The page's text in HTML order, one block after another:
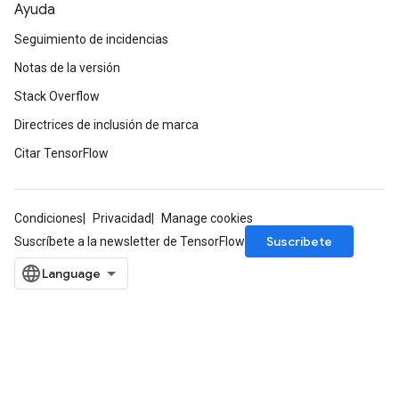
Ayuda
Seguimiento de incidencias
Notas de la versión
Stack Overflow
Directrices de inclusión de marca
Citar TensorFlow
Condiciones Privacidad
Manage cookies
Suscríbete a la newsletter de TensorFlow
Suscríbete